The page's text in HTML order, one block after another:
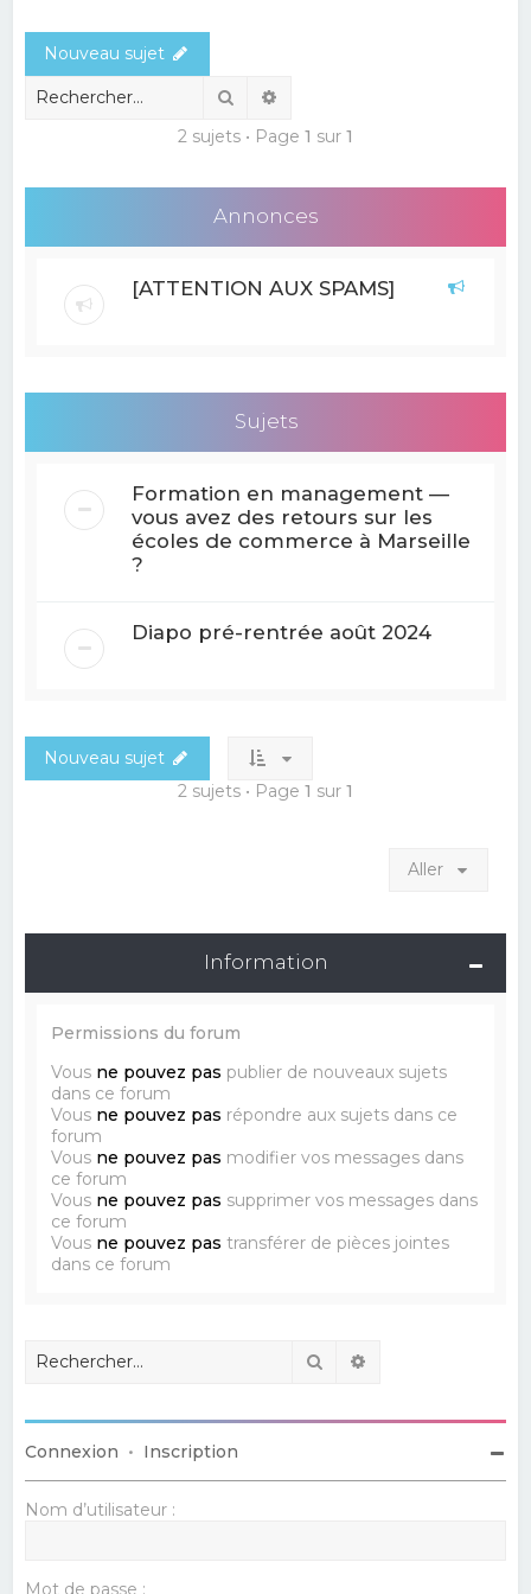
r
Nouveau sujet
Rechercher
2 sujets • Page 1 sur 1
Annonces
[ATTENTION AUX SPAMS]
Sujets
Formation en management —
vous avez des retours sur les
écoles de commerce à Marseille
?
Diapo pré-rentrée août 2024
Nouveau sujet
2 sujets • Page 1 sur 1
Aller
Information
Permissions du forum
Vous ne pouvez pas publier de nouveaux sujets
dans ce forum
Vous ne pouvez pas répondre aux sujets dans ce
forum
Vous ne pouvez pas modifier vos messages dans
ce forum
Vous ne pouvez pas supprimer vos messages dans
ce forum
Vous ne pouvez pas transférer de pièces jointes
dans ce forum
Rechercher
Connexion • Inscription
Nom d’utilisateur :
Mot de passe :